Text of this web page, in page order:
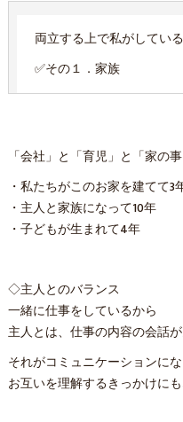
両立する上で私がしている
✅その１．家族
「会社」と「育児」と「家の
・私たちがこのお家を建てて3
・主人と家族になって10年
・子どもが生まれて4年
◇主人とのバランス
一緒に仕事をしているから
主人とは、仕事の内容の会話が
それがコミュニケーションに
お互いを理解するきっかけにも